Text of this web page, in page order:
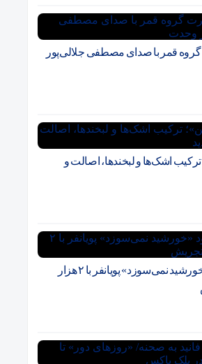
قمر با صدای مصطفی جلالی‌پور
اشک‌ها و لبخندها، اصالت و
همخوانی سرود «خورشید نمی‌سوزد» پویانفر با ۲ هزار